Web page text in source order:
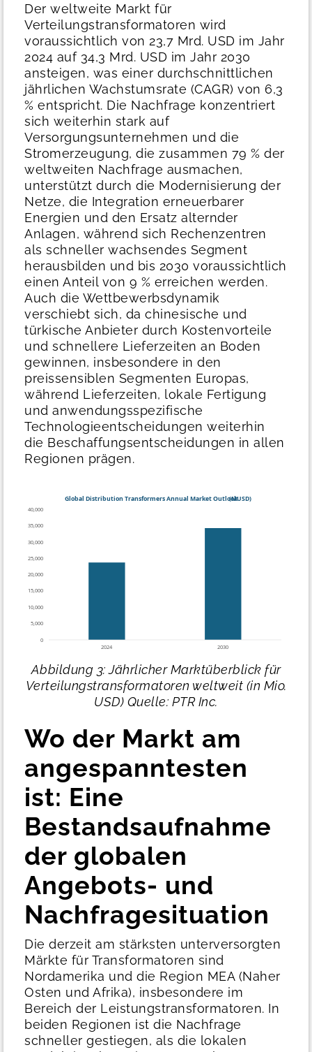
Der weltweite Markt für
Verteilungstransformatoren wird
voraussichtlich von 23,7 Mrd. USD im Jahr
2024 auf 34,3 Mrd. USD im Jahr 2030
ansteigen, was einer durchschnittlichen
jährlichen Wachstumsrate (CAGR) von 6,3
% entspricht. Die Nachfrage konzentriert
sich weiterhin stark auf
Versorgungsunternehmen und die
Stromerzeugung, die zusammen 79 % der
weltweiten Nachfrage ausmachen,
unterstützt durch die Modernisierung der
Netze, die Integration erneuerbarer
Energien und den Ersatz alternder
Anlagen, während sich Rechenzentren
als schneller wachsendes Segment
herausbilden und bis 2030 voraussichtlich
einen Anteil von 9 % erreichen werden.
Auch die Wettbewerbsdynamik
verschiebt sich, da chinesische und
türkische Anbieter durch Kostenvorteile
und schnellere Lieferzeiten an Boden
gewinnen, insbesondere in den
preissensiblen Segmenten Europas,
während Lieferzeiten, lokale Fertigung
und anwendungsspezifische
Technologieentscheidungen weiterhin
die Beschaffungsentscheidungen in allen
Regionen prägen.
Abbildung 3: Jährlicher Marktüberblick für
Verteilungstransformatoren weltweit (in Mio.
USD) Quelle: PTR Inc.
Wo der Markt am
angespanntesten
ist: Eine
Bestandsaufnahme
der globalen
Angebots- und
Nachfragesituation
Die derzeit am stärksten unterversorgten
Märkte für Transformatoren sind
Nordamerika und die Region MEA (Naher
Osten und Afrika), insbesondere im
Bereich der Leistungstransformatoren. In
beiden Regionen ist die Nachfrage
schneller gestiegen, als die lokalen